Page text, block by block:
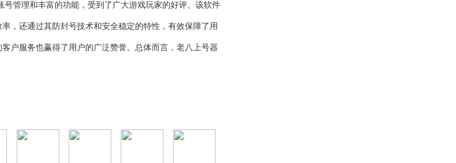
管理和丰富的功能，受到了广大游戏玩家的好评。该软件
，还通过其防封号技术和安全稳定的特性，有效保障了用
户服务也赢得了用户的广泛赞誉。总体而言，老八上号器